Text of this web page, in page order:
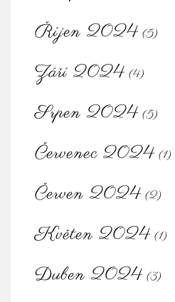
Říjen 2024 (5)
Září 2024 (4)
Srpen 2024 (5)
Červenec 2024 (1)
Červen 2024 (2)
Květen 2024 (1)
Duben 2024 (3)